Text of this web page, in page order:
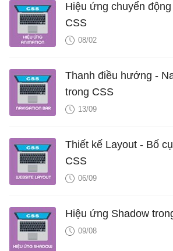
Hiệu ứng chuyển
CSS
08/02
Thanh điều hướng -
trong CSS
13/09
Thiết kế Layout - Bố
CSS
06/09
Hiệu ứng Shadow
09/08